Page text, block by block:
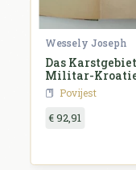
Wessely Joseph
Das Karstgebiet
Militar-
Povijest
€ 92,91